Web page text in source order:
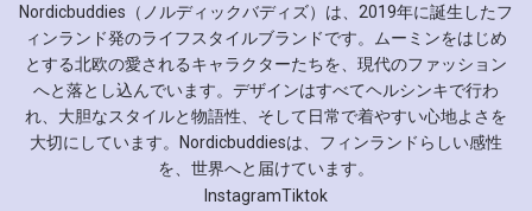
Nordicbuddies（ノルディックバディズ）は、2019年に誕生したフ
ィンランド発のライフスタイルブランドです。ムーミンをはじめ
とする北欧の愛されるキャラクターたちを、現代のファッション
へと落とし込んでいます。デザインはすべてヘルシンキで行わ
れ、大胆なスタイルと物語性、そして日常で着やすい心地よさを
大切にしています。Nordicbuddiesは、フィンランドらしい感性
を、世界へと届けています。
InstagramTiktok